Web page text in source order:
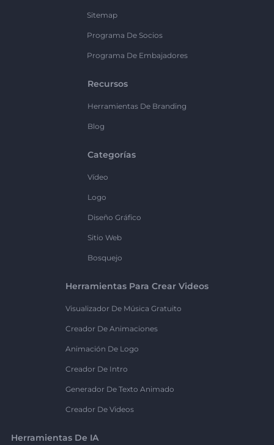
Sitemap
Programa De Socios
Programa De Embajadores
Recursos
Herramientas De Branding
Blog
Categorías
Vídeo
Logo
Diseño Gráfico
Sitio Web
Bosquejo
Herramientas Para Crear Videos
Visualizador De Música Gratuito
Creador De Animaciones
Animación De Logo
Creador De Intro
Generador De Texto Animado
Creador De Videos
Herramientas De IA